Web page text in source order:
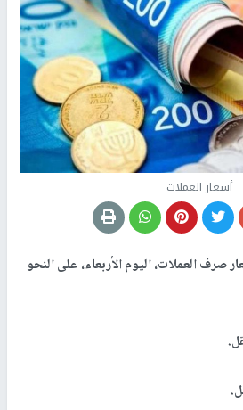
أسعار العملات
صرف العملات، اليوم الأربعاء، على النحو